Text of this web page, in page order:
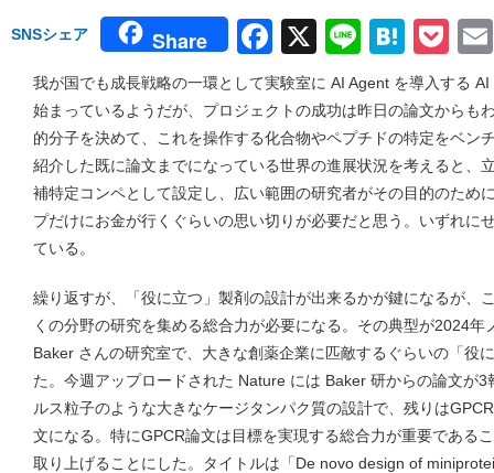
SNSシェア Share Facebook
X Line
我が国でも成長戦略の一環として実験室に AI Agent を導入する
始まっているようだが、プロジェクトの成功は昨日の論文からも
的分子を決めて、これを操作する化合物やペプチドの特定をベン
紹介した既に論文までになっている世界の進展状況を考えると、
補特定コンペとして設定し、広い範囲の研究者がその目的のため
プだけにお金が行くぐらいの思い切りが必要だと思う。いずれに
ている。
繰り返すが、「役に立つ」製剤の設計が出来るかが鍵になるが、
くの分野の研究を集める総合力が必要になる。その典型が2024
Baker さんの研究室で、大きな創薬企業に匹敵するぐらいの「役
た。今週アップロードされた Nature には Baker 研からの論文が
ルス粒子のような大きなケージタンパク質の設計で、残りは
文になる。特にGPCR論文は目標を実現する総合力が重要である
取り上げることにした。タイトルは「De novo design of